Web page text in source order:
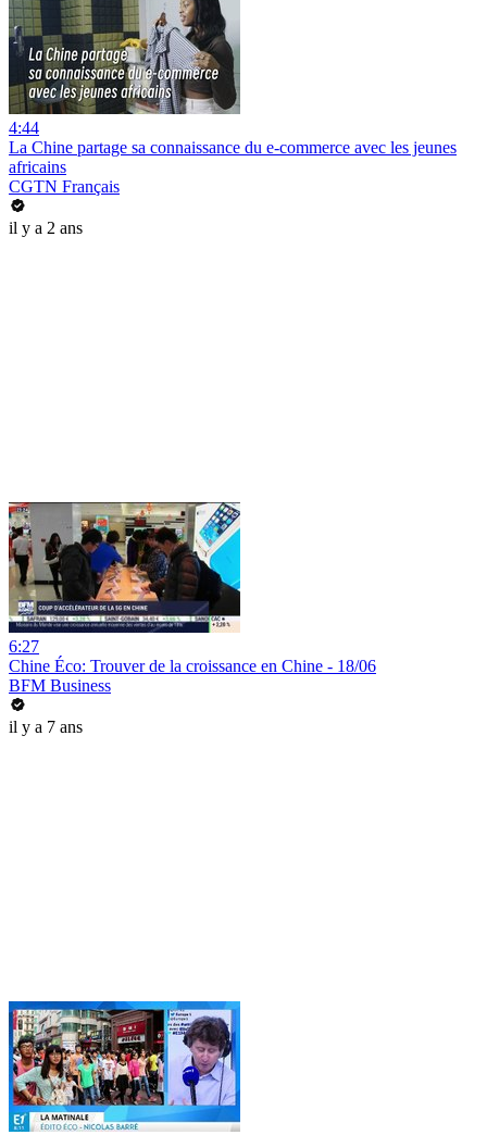
4:44
La Chine partage sa connaissance du e-commerce avec les jeunes
africains
CGTN Français
il y a 2 ans
6:27
Chine Éco: Trouver de la croissance en Chine - 18/06
BFM Business
il y a 7 ans